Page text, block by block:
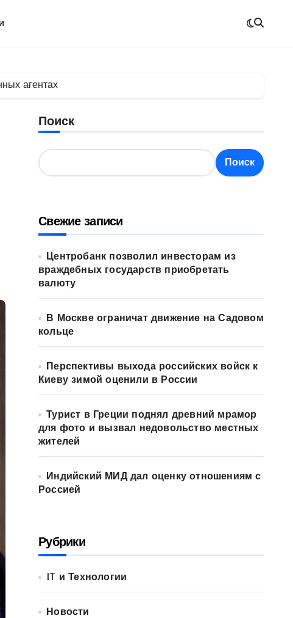
агентах
Поиск
Поиск
Свежие записи
Центробанк позволил инвесторам из
враждебных государств приобретать
валюту
В Москве ограничат движение на Садовом
кольце
Перспективы выхода российских войск к
Киеву зимой оценили в России
Турист в Греции поднял древний мрамор
для фото и вызвал недовольство местных
жителей
Индийский МИД дал оценку отношениям с
Россией
Рубрики
IT и Технологии
Новости